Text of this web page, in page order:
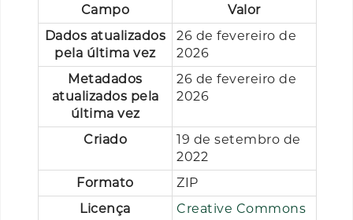
Campo
Valor
Dados atualizados
pela última vez
26 de fevereiro de
2026
Metadados
atualizados pela
última vez
26 de fevereiro de
2026
Criado
19 de setembro de
2022
Formato
ZIP
Licença
Creative Commons